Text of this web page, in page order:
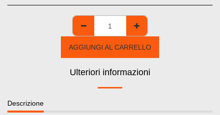
AGGIUNGI AL CARRELLO
Ulteriori informazioni
Descrizione